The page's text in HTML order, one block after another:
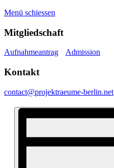
Menü schiessen
Mitgliedschaft
Aufnahmeantrag Admission
Kontakt
contact@projektraeume-berlin.net
Ansichten-
Veranstaltung
Navigation